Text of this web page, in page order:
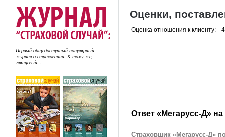
Первый общедоступный популярный
журнал о страховании. К тому же,
глянцевый...
Оценки,
Оценка отношения к клиенту: 4
Ответ «Мегарусс-Д»
Страховщик «Мегарусс-Д»